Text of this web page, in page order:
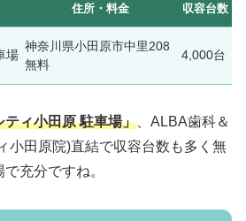
住所・料金 収容台数
場
神奈川県小田原市中里208
無料
4,000台
ィ小田原 駐車場」 、ALBA歯科＆
小田原院)直結で収容台数も多く無
充分ですね。